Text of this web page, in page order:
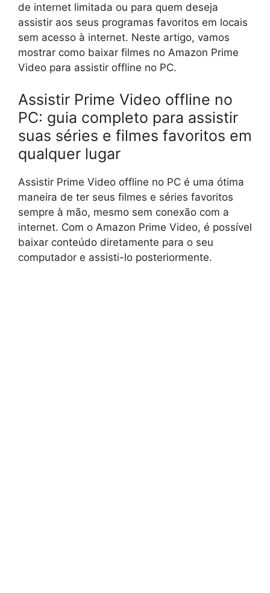
de internet limitada ou para quem deseja
assistir aos seus programas favoritos em locais
sem acesso à internet. Neste artigo, vamos
mostrar como baixar filmes no Amazon Prime
Video para assistir offline no PC.
Assistir Prime Video offline no
PC: guia completo para assistir
suas séries e filmes favoritos em
qualquer lugar
Assistir Prime Video offline no PC é uma ótima
maneira de ter seus filmes e séries favoritos
sempre à mão, mesmo sem conexão com a
internet. Com o Amazon Prime Video, é possível
baixar conteúdo diretamente para o seu
computador e assisti-lo posteriormente.